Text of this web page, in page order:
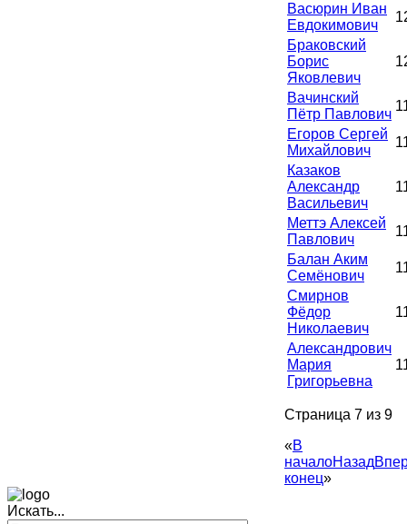
Васюрин Иван
Евдокимович
Браковский
Борис
Яковлевич
Вачинский
Пётр Павлович
Егоров Сергей
Михайлович
Казаков
Александр
Васильевич
Меттэ Алексей
Павлович
Балан Аким
Семёнович
Смирнов
Фёдор
Николаевич
Александрович
Мария
Григорьевна
Страница 7 из 9
«В
началоНазад
конец»
Искать...